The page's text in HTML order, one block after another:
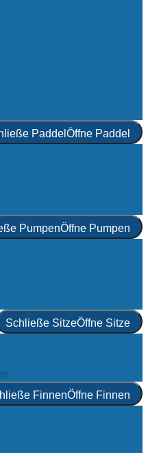
Paddel Öffne Paddel
PumpenÖffne Pumpen
Schließe SitzeÖffne Sitze
FinnenÖffne Finnen